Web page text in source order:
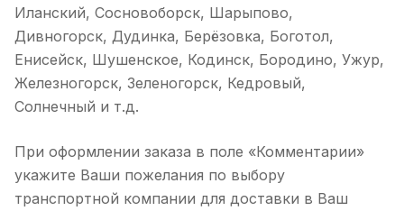
Иланский, Сосновоборск, Шарыпово,
Дивногорск, Дудинка, Берёзовка, Боготол,
Енисейск, Шушенское, Кодинск, Бородино, Ужур,
Железногорск, Зеленогорск, Кедровый,
Солнечный и т.д.
При оформлении заказа в поле «Комментарии»
укажите Ваши пожелания по выбору
транспортной компании для доставки в Ваш